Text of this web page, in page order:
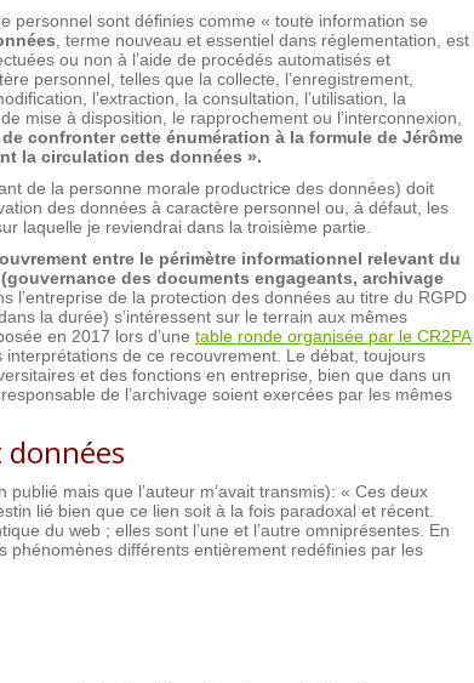
personnel sont définies comme « toute information se
, terme nouveau et essentiel dans réglementation, est
ou non à l’aide de procédés automatisés et
personnel, telles que la collecte, l’enregistrement,
l’extraction, la consultation, l’utilisation, la
mise à disposition, le rapprochement ou l’interconnexion,
confronter cette énumération à la formule de Jérôme
la circulation des données ».
de la personne morale productrice des données) doit
des données à caractère personnel ou, à défaut, les
laquelle je reviendrai dans la troisième partie.
entre le périmètre informationnel relevant du
des documents engageants, archivage
l’entreprise de la protection des données au titre du RGPD
la durée) s’intéressent sur le terrain aux mêmes
en 2017 lors d’une table ronde organisée par le CR2PA
interprétations de ce recouvrement. Le débat, toujours
et des fonctions en entreprise, bien que dans un
de l’archivage soient exercées par les mêmes
mais que l’auteur m’avait transmis): « Ces deux
lié bien que ce lien soit à la fois paradoxal et récent.
du web ; elles sont l’une et l’autre omniprésentes. En
phénomènes différents entièrement redéfinies par les